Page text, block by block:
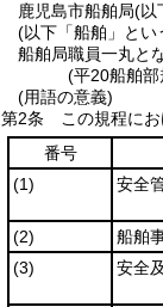
鹿児島市船舶局(以
(以下「船舶」とい
船舶局職員一丸と
(平20船舶
(用語の意義)
第2条
この規程に
番号
(1)
安全
(2)
船舶
(3)
安全